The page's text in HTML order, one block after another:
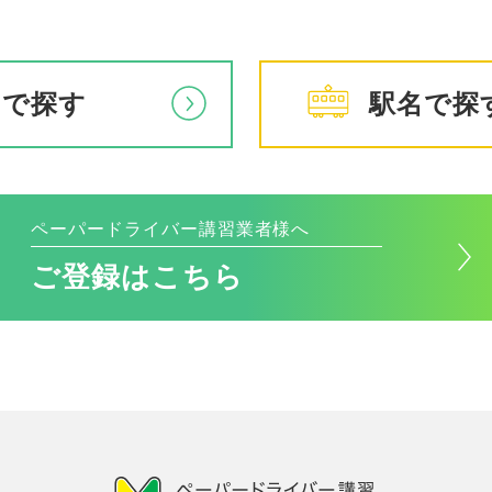
探す 駅名で探
ペーパードライバー講習業者様へ
ご登録はこちら